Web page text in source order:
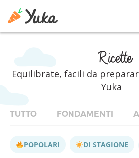
Ricette
Equilibrate, facili da
Yuka
TUTTO FONDAMENTI
POPOLARI DI STAGIONE